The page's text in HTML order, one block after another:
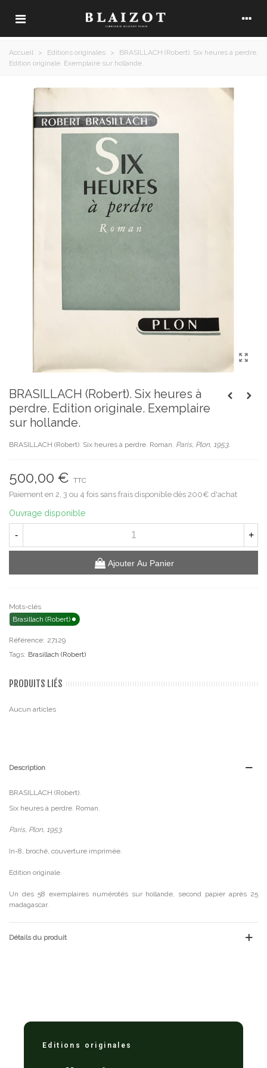
Accueil > Editions originales >
BRASILLACH (Robert). Six heures à perdre.
Edition originale. Exemplaire sur hollande.
BRASILLACH (Robert). Six heures à
perdre. Edition originale. Exemplaire
sur hollande.
BRASILLACH (Robert). Six heures à perdre. Roman. Paris, Plon, 1953.
500,00 € TTC
Paiement en 2, 3 ou 4 fois sans frais disponible dès 200€ d'achat
Ouvrage disponible
- +
Ajouter Au Panier
Mots-clés
Brasillach (Robert)
Référence: 27129
Tags: Brasillach (Robert)
PRODUITS LIÉS
Aucun articles
Description
BRASILLACH (Robert).
Six heures à perdre. Roman.
Paris, Plon, 1953.
In-8, broché, couverture imprimée.
Edition originale.
Un des 58 exemplaires numérotés sur hollande, second papier après 25
madagascar.
Détails du produit
Editions originales